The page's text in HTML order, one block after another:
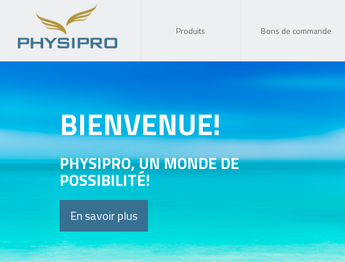
Produits Bons de commande
BIENVENUE!
PHYSIPRO, UN MONDE DE
POSSIBILITÉ!
En savoir plus